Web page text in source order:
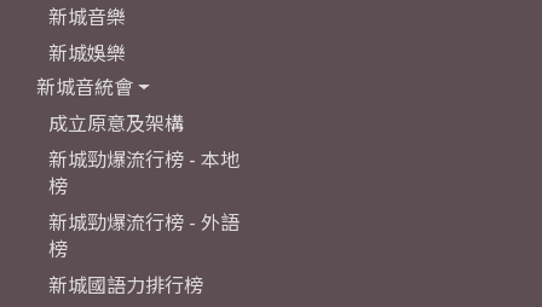
新城音樂
新城娛樂
新城音統會
成立原意及架構
新城勁爆流行榜 - 本地
榜
新城勁爆流行榜 - 外語
榜
新城國語力排行榜